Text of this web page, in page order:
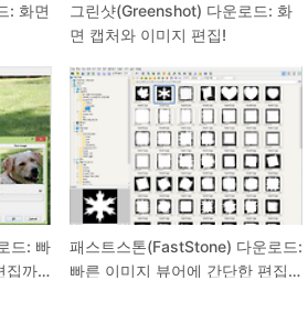
: 화면
그린샷(Greenshot) 다운로드: 화
면 캡처와 이미지 편집!
드: 빠
집까
패스트스톤(FastStone) 다운로드:
빠른 이미지 뷰어에 간단한 편집